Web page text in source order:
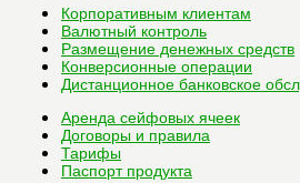
Корпоративным клиентам
Валютный контроль
Размещение денежных средств
Конверсионные операции
Дистанционное банковское
Аренда сейфовых ячеек
Договоры и правила
Тарифы
Паспорт продукта